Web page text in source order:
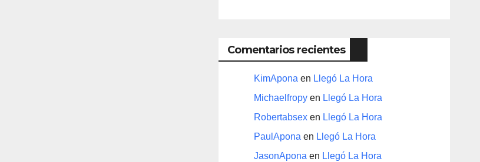
Comentarios recientes
KimApona en Llegó La Hora
Michaelfropy en Llegó La Hora
Robertabsex en Llegó La Hora
PaulApona en Llegó La Hora
JasonApona en Llegó La Hora